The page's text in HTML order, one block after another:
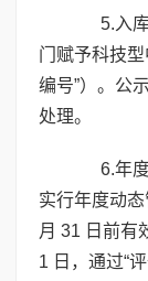
5.入库
门赋予科技
编号”）。公
处理。
6.年度
实行年度动
月 31 日前有
1 日，通过“